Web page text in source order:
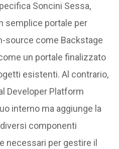
Soncini Sessa,
semplice portale per
source come Backstage
un portale finalizzato
esistenti. Al contrario,
Developer Platform
interno ma aggiunge la
componenti
necessari per gestire il